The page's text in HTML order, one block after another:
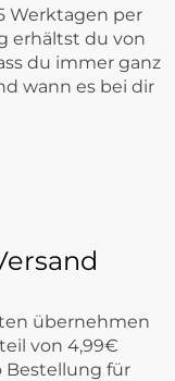
Werktagen per
erhältst du von
du immer ganz
wann es bei dir
übernehmen
von 4,99€
Bestellung für